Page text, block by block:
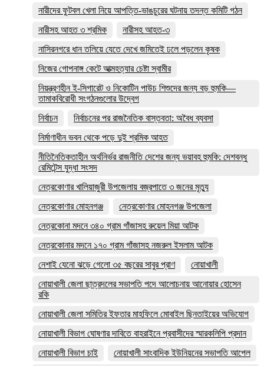
নারীদের ফুটবল খেলা নিয়ে আপত্তি-ভাঙচুরের ঘটনায় তদন্ত কমিটি গঠন
নারীসহ আহত ৩ শ্রমিক
নারীসহ আহত-৩
নাসিরনগরে ধান তলিয়ে যেতে দেখে জমিতেই ঢলে পড়লেন কৃষক
নিজের গোপনাঙ্গ কেটে আত্মহত্যার চেষ্টা স্বামীর
নিয়ন্ত্রণহীন ই-সিগারেট ও নিকোটিন পাউচ শিশুদের জন্য বড় হুমকি—
তামাকবিরোধী সংগঠনগুলোর উদ্বেগ
নির্বাচন
নির্বাচনের পর রাজনৈতিক বাস্তবতা: অবৈধ ব্যবসা
নির্মাণাধীন ভবন থেকে পড়ে দুই শ্রমিক আহত
নীতিনৈতিকতাহীন অর্থনির্ভর রাজনীতি দেশের জন্য ভয়াবহ হুমকি: দেশবন্ধু
রেমিটেন্স যুদ্ধা সংসদ
নেত্রকোণার খালিয়াজুরী উপজেলায় বজ্রপাতে ৩ জনের মৃত্যু
নেত্রকোণার মোহনগঞ্জ
নেত্রকোণার মোহনগঞ্জ উপজেলা
নেত্রকোনা মদনে ৩৪০ গ্রাম গাঁজাসহ রুয়েল মিয়া আটক
নেত্রকোনার মদনে ১৭০ গ্রাম গাঁজাসহ নজরুল ইসলাম আটক
নেশাই যেনো ঝড়ে গেলো ৩৫ বছরের সাবুর প্রাণ
নোয়াখালী
নোয়াখালী জেলা ছাত্রদলের সভাপতি পদে আলোচনায় আনোয়ার হোসেন
রকি
নোয়াখালী জেলা সমিতির ইফতার মাহফিলে মোবাইল ছিনতাইয়ের অভিযোগ
নোয়াখালী বিভাগ ঘোষণার দাবিতে বাহরাইনে প্রবাসীদের স্মারকলিপি প্রদান
নোয়াখালী বিভাগ চাই
নোয়াখালী সাংবাদিক ইউনিয়নের সভাপতি আপেল